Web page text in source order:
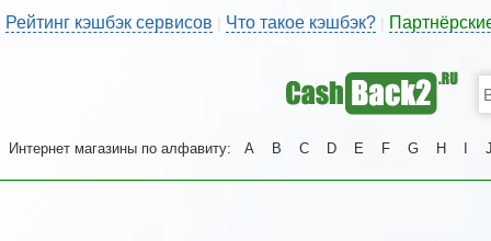
Рейтинг кэшбэк сервисов | Что такое кэшбэк?
Интернет магазины по алфавиту: A B C D E F G H